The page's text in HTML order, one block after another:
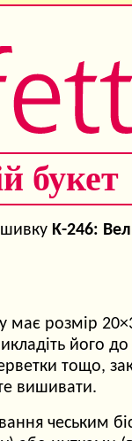
букет
K-246:
має розмір
його до
тощо,
вишивати.
чеським